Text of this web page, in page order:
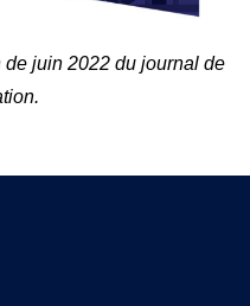
juin 2022 du journal de